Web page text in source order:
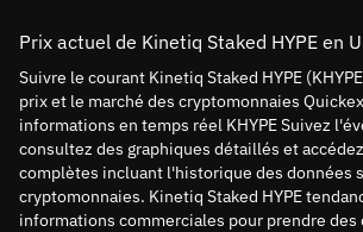
Prix actuel de Kinetiq Staked HYPE en
Suivre le courant Kinetiq Staked HYPE
prix et le marché des cryptomonnaies
informations en temps réel KHYPE Suivez
consultez des graphiques détaillés et
complètes incluant l'historique des données
cryptomonnaies. Kinetiq Staked HYPE
informations commerciales pour prendre